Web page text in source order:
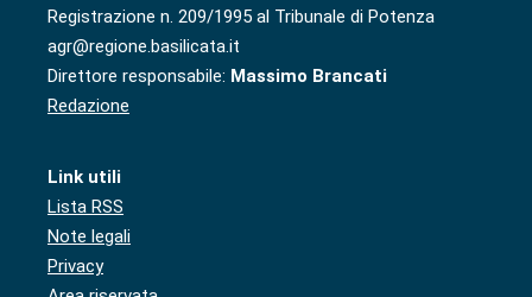
Registrazione n. 209/1995 al Tribunale di Potenza
agr@regione.basilicata.it
Direttore responsabile: Massimo Brancati
Redazione
Link utili
Lista RSS
Note legali
Privacy